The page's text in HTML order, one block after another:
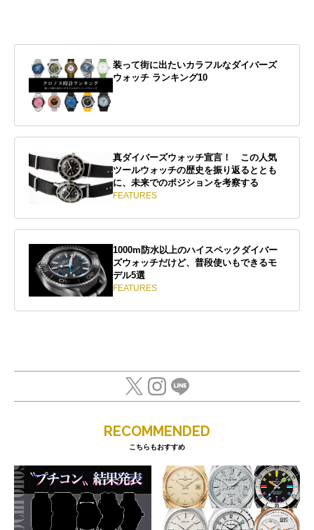
装って街に出たいカラフルなダイバーズ
ウォッチ ランキング10
真ダイバーズウォッチ宣言！ この人気
ツールウォッチの歴史を振り返るととも
に、未来でのポジションを考察する
FEATURES
1000m防水以上のハイスペックダイバー
ズウォッチだけど、普段使いもできるモ
デル5選
FEATURES
RECOMMENDED
こちらもおすすめ